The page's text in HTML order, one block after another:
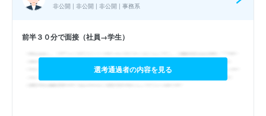
非公開 | 非公開 | 非公開 | 事務系
前半３０分で面接（社員→学生）
選考通過者の内容を見る